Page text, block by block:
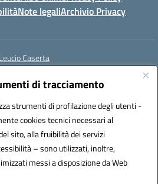
di tracciamento
strumenti di profilazione degli utenti -
cookies tecnici necessari al
sito, alla fruibilità dei servizi
– sono utilizzati, inoltre,
messi a disposizione da Web
Note legaliArchivio Privacy
Caserta
ceis042009@pec.istruzione.it
(IPA): islasleu
UFLTNX